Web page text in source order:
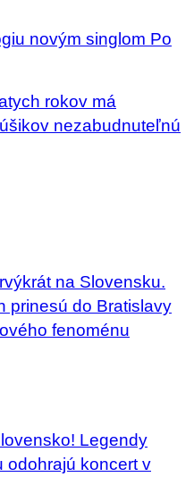
novým singlom Po
rokov má
nezabudnuteľnú
na Slovensku.
prinesú do Bratislavy
fenoménu
Legendy
odohrajú koncert v